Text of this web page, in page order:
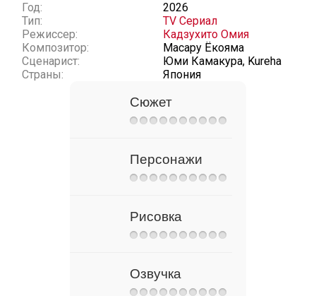
Год:
2026
Тип:
TV Сериал
Режиссер:
Кадзухито Омия
Композитор:
Масару Ёкояма
Сценарист:
Юми Камакура, Kureha
Страны:
Япония
Сюжет
Персонажи
Рисовка
Озвучка